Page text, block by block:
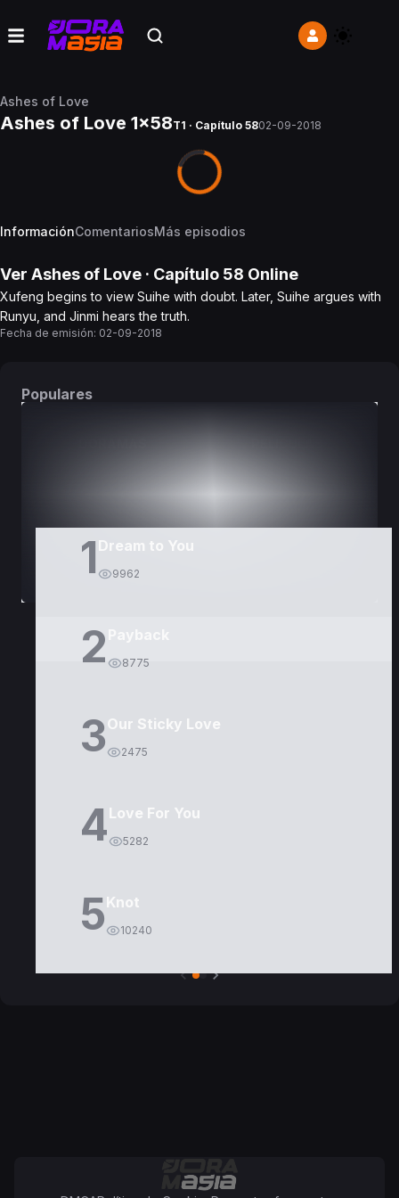
Ashes of Love
Ashes of Love 1x58T1 · Capítulo 5802-09-2018
InformaciónComentariosMás episodios
Ver Ashes of Love · Capítulo 58 Online
Xufeng begins to view Suihe with doubt. Later, Suihe argues with
Runyu, and Jinmi hears the truth.
Fecha de emisión: 02-09-2018
Populares
1 Dream to You
9962
2 8775
3Our Sticky Love
2475
4Love For You
5282
5Knot
10240